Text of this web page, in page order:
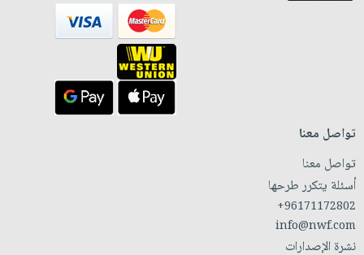
تواصل معنا
تواصل معنا
أسئلة يتكرر طرحها
+96171172802
info@nwf.com
نشرة الإصدارات